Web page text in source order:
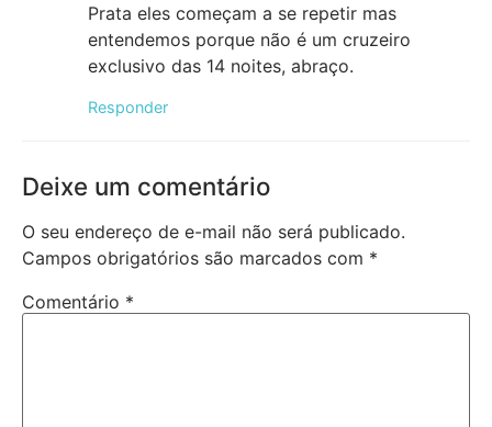
Prata eles começam a se repetir mas
entendemos porque não é um cruzeiro
exclusivo das 14 noites, abraço.
Responder
Deixe um comentário
O seu endereço de e-mail não será publicado.
Campos obrigatórios são marcados com *
Comentário *